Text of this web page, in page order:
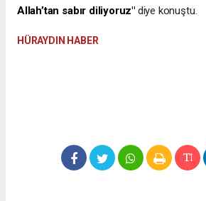
Allah’tan sabır diliyoruz" diye konuştu.
HÜRAYDIN HABER